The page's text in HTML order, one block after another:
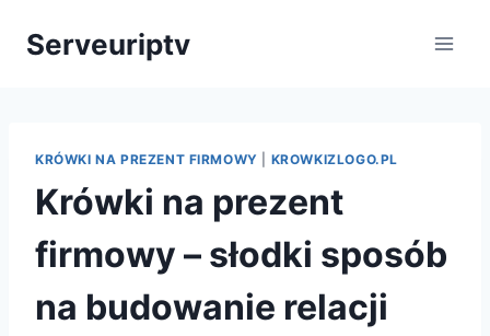
Serveuriptv
KRÓWKI NA PREZENT FIRMOWY KROWKIZLOGO.PL
Krówki na prezent
firmowy – słodki sposób
na budowanie relacji